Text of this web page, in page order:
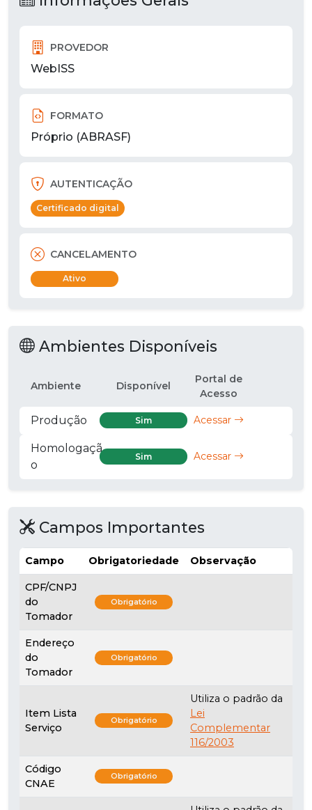
PROVEDOR
WebISS
FORMATO
Próprio (ABRASF)
AUTENTICAÇÃO
Certificado digital
CANCELAMENTO
Ativo
Ambientes Disponíveis
Ambiente Disponível
Portal de
Acesso
Produção Sim Acessar
Homologaçã
o
Sim Acessar
Campos Importantes
Campo Obrigatoriedade Observação
CPF/CNPJ
do
Tomador
Obrigatório
Endereço
do
Tomador
Obrigatório
Item Lista
Serviço
Obrigatório
Utiliza o padrão da
Lei
Complementar
116/2003
Código
CNAE
Obrigatório